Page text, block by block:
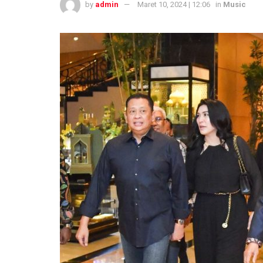
by admin Maret 10, 2024 | 12:06 in Music